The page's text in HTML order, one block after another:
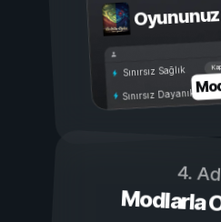
Oyununuz
Sınırsız Sağlık
Sınırsız Dayanıklılık
4.
Modlarla